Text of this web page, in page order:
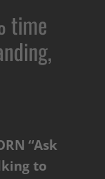
time
“Ask
to